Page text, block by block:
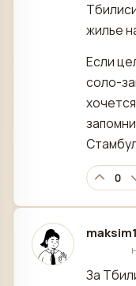
жилье
Если
соло-
0
За